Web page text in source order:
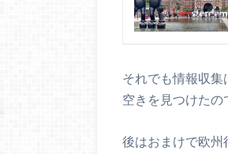
それでも情報収
空きを見つけたの
後はおまけで欧州